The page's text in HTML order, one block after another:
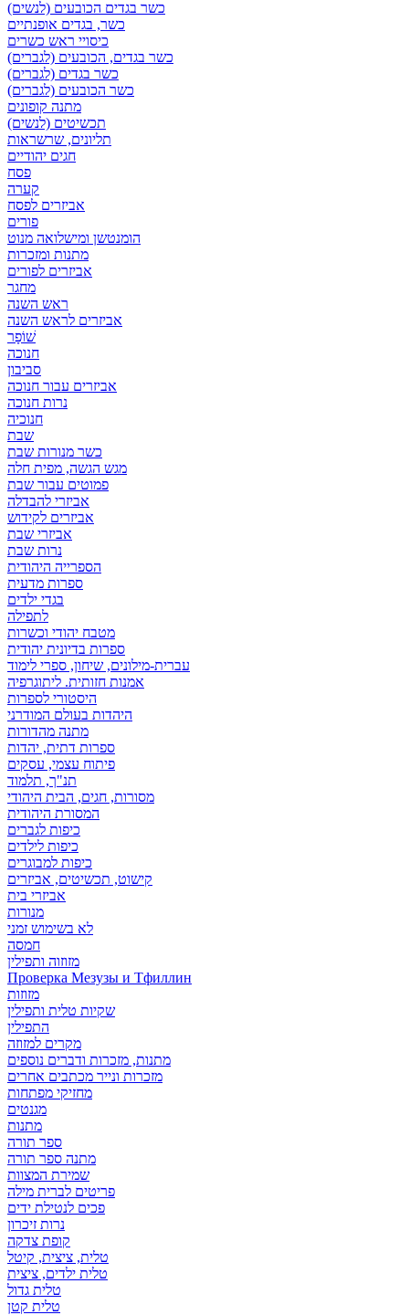
כשר בגדים הכובעים (לנשים)
כשר, בגדים אופנתיים
כיסויי ראש כשרים
כשר בגדים, הכובעים (לגברים)
כשר בגדים (לגברים)
כשר הכובעים (לגברים)
מתנה קופונים
תכשיטים (לנשים)
תליונים, שרשראות
חגים יהודיים
פסח
קערה
אביזרים לפסח
פורים
הומנטשן ומישלואה מנוט
מתנות ומזכרות
אביזרים לפורים
מחגר
ראש השנה
אביזרים לראש השנה
שׁוֹפָר
חנוכה
סביבון
אביזרים עבור חנוכה
נרות חנוכה
חנוכיה
שבת
כשר מנורות שבת
מגש הגשה, מפית חלה
פמוטים עבור שבת
אביזרי להבדלה
אביזרים לקידוש
אביזרי שבת
נרות שבת
הספרייה היהודית
ספרות מדעית
בגדי ילדים
לתפילה
מטבח יהודי וכשרות
ספרות בדיונית יהודית
עברית-מילונים, שיחון, ספרי לימוד
אמנות חזותית. ליתוגרפיה
היסטורי לספרות
היהדות בעולם המודרני
מתנה מהדורות
ספרות דתית, יהדות
פיתוח עצמי, עסקים
תנ"ך, תלמוד
מסורות, חגים, הבית היהודי
המסורת היהודית
כיפות לגברים
כיפות לילדים
כיפות למבוגרים
קישוט, תכשיטים, אביזרים
אביזרי בית
מנורות
לא בשימוש זמני
חמסה
מזוזוה ותפילין
Проверка Мезузы и Тфиллин
מזוזות
שקיות טלית ותפילין
התפילין
מקרים למזוזה
מתנות, מזכרות ודברים נוספים
מזכרות ונייר מכתבים אחרים
מחזיקי מפתחות
מגנטים
מתנות
ספר תורה
מתנה ספר תורה
שמירת המצוות
פריטים לברית מילה
פכים לנטילת ידים
נרות זיכרון
קופת צדקה
טלית, ציצית, קיטל
טלית ילדים, ציצית
טלית גדול
טלית קטן